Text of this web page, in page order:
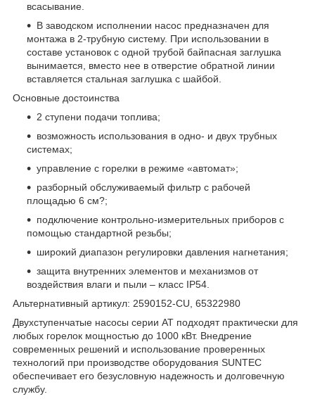
всасывание.
В заводском исполнении насос предназначен для
монтажа в 2-трубную систему. При использовании в
составе установок с одной трубой байпасная заглушка
вынимается, вместо нее в отверстие обратной линии
вставляется стальная заглушка с шайбой.
Основные достоинства
2 ступени подачи топлива;
возможность использования в одно- и двух трубных
системах;
управление с горелки в режиме «автомат»;
разборный обслуживаемый фильтр с рабочей
площадью 6 см?;
подключение контрольно-измерительных приборов с
помощью стандартной резьбы;
широкий диапазон регулировки давления нагнетания;
защита внутренних элементов и механизмов от
воздействия влаги и пыли – класс IP54.
Альтернативный артикул: 2590152-CU, 65322980
Двухступенчатые насосы серии AT подходят практически для
любых горелок мощностью до 1000 кВт. Внедрение
современных решений и использование проверенных
технологий при производстве оборудования SUNTEC
обеспечивает его безусловную надежность и долговечную
службу.